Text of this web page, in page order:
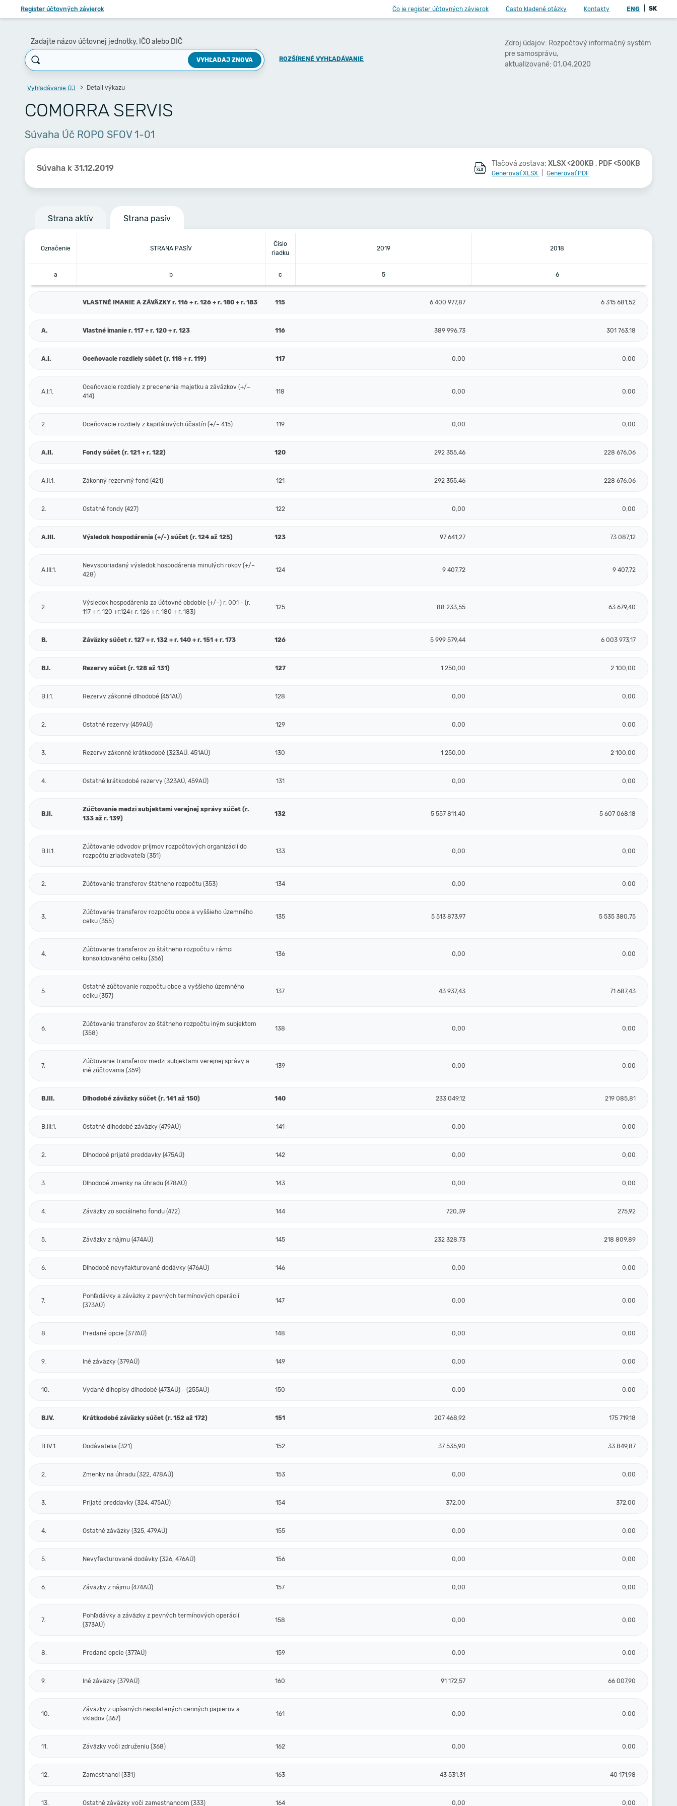
Register účtovných závierok Čo je register účtovných závierok Často kladené otázky Kontakty ENG SK
Zadajte názov účtovnej jednotky, IČO alebo DIČ
VYHĽADAJ ZNOVA ROZŠÍRENÉ VYHĽADÁVANIE
Zdroj údajov: Rozpočtový informačný systém
pre samosprávu,
aktualizované: 01.04.2020
Vyhľadávanie ÚJ Detail výkazu
COMORRA SERVIS
Súvaha Úč ROPO SFOV 1-01
Súvaha k 31.12.2019 Tlačová zostava: XLSX <200KB , PDF <500KB
Generovať XLSX Generovať PDF
Strana aktív Strana pasív
Označenie STRANA PASÍV
Číslo
riadku
2019 2018
a b c 5 6
VLASTNÉ IMANIE A ZÁVÄZKY r. 116 + r. 126 + r. 180 + r. 183 115 6 400 977,87 6 315 681,52
A. Vlastné imanie r. 117 + r. 120 + r. 123 116 389 996,73 301 763,18
A.I. Oceňovacie rozdiely súčet (r. 118 + r. 119) 117 0,00 0,00
A.I.1.
Oceňovacie rozdiely z precenenia majetku a záväzkov (+/–
414)
118 0,00 0,00
2. Oceňovacie rozdiely z kapitálových účastín (+/– 415) 119 0,00 0,00
A.II. Fondy súčet (r. 121 + r. 122) 120 292 355,46 228 676,06
A.II.1. Zákonný rezervný fond (421) 121 292 355,46 228 676,06
2. Ostatné fondy (427) 122 0,00 0,00
A.III. Výsledok hospodárenia (+/-) súčet (r. 124 až 125) 123 97 641,27 73 087,12
A.III.1.
Nevysporiadaný výsledok hospodárenia minulých rokov (+/–
428)
124 9 407,72 9 407,72
2.
Výsledok hospodárenia za účtovné obdobie (+/–) r. 001 - (r.
117 + r. 120 +r.124+ r. 126 + r. 180 + r. 183)
125 88 233,55 63 679,40
B. Záväzky súčet r. 127 + r. 132 + r. 140 + r. 151 + r. 173 126 5 999 579,44 6 003 973,17
B.I. Rezervy súčet (r. 128 až 131) 127 1 250,00 2 100,00
B.I.1. Rezervy zákonné dlhodobé (451AÚ) 128 0,00 0,00
2. Ostatné rezervy (459AÚ) 129 0,00 0,00
3. Rezervy zákonné krátkodobé (323AÚ, 451AÚ) 130 1 250,00 2 100,00
4. Ostatné krátkodobé rezervy (323AÚ, 459AÚ) 131 0,00 0,00
B.II.
Zúčtovanie medzi subjektami verejnej správy súčet (r.
133 až r. 139)
132 5 557 811,40 5 607 068,18
B.II.1.
Zúčtovanie odvodov príjmov rozpočtových organizácií do
rozpočtu zriaďovateľa (351)
133 0,00 0,00
2. Zúčtovanie transferov štátneho rozpočtu (353) 134 0,00 0,00
3.
Zúčtovanie transferov rozpočtu obce a vyššieho územného
celku (355)
135 5 513 873,97 5 535 380,75
4.
Zúčtovanie transferov zo štátneho rozpočtu v rámci
konsolidovaného celku (356)
136 0,00 0,00
5.
Ostatné zúčtovanie rozpočtu obce a vyššieho územného
celku (357)
137 43 937,43 71 687,43
6.
Zúčtovanie transferov zo štátneho rozpočtu iným subjektom
(358)
138 0,00 0,00
7.
Zúčtovanie transferov medzi subjektami verejnej správy a
iné zúčtovania (359)
139 0,00 0,00
B.III. Dlhodobé záväzky súčet (r. 141 až 150) 140 233 049,12 219 085,81
B.III.1. Ostatné dlhodobé záväzky (479AÚ) 141 0,00 0,00
2. Dlhodobé prijaté preddavky (475AÚ) 142 0,00 0,00
3. Dlhodobé zmenky na úhradu (478AÚ) 143 0,00 0,00
4. Záväzky zo sociálneho fondu (472) 144 720,39 275,92
5. Záväzky z nájmu (474AÚ) 145 232 328,73 218 809,89
6. Dlhodobé nevyfakturované dodávky (476AÚ) 146 0,00 0,00
7.
Pohľadávky a záväzky z pevných termínových operácií
(373AÚ)
147 0,00 0,00
8. Predané opcie (377AÚ) 148 0,00 0,00
9. Iné záväzky (379AÚ) 149 0,00 0,00
10. Vydané dlhopisy dlhodobé (473AÚ) - (255AÚ) 150 0,00 0,00
B.IV. Krátkodobé záväzky súčet (r. 152 až 172) 151 207 468,92 175 719,18
B.IV.1. Dodávatelia (321) 152 37 535,90 33 849,87
2. Zmenky na úhradu (322, 478AÚ) 153 0,00 0,00
3. Prijaté preddavky (324, 475AÚ) 154 372,00 372,00
4. Ostatné záväzky (325, 479AÚ) 155 0,00 0,00
5. Nevyfakturované dodávky (326, 476AÚ) 156 0,00 0,00
6. Záväzky z nájmu (474AÚ) 157 0,00 0,00
7.
Pohľadávky a záväzky z pevných termínových operácií
(373AÚ)
158 0,00 0,00
8. Predané opcie (377AÚ) 159 0,00 0,00
9. Iné záväzky (379AÚ) 160 91 172,57 66 007,90
10.
Záväzky z upísaných nesplatených cenných papierov a
vkladov (367)
161 0,00 0,00
11. Záväzky voči združeniu (368) 162 0,00 0,00
12. Zamestnanci (331) 163 43 531,31 40 171,98
13. Ostatné záväzky voči zamestnancom (333) 164 0,00 0,00